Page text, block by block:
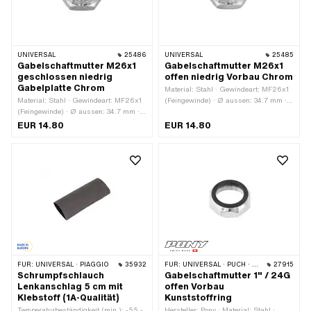
UNIVERSAL 25486
Gabelschaftmutter M26x1
geschlossen niedrig
Gabelplatte Chrom
Material: Stahl · Gewindeart: MF26x1
(Feingewinde) · Ø aussen: 34.7 mm ·
Höhe: 12.2 mm · Nenndurchmesser
verchromt · Schlüsselweite: 30 mm ·
EUR 14.80
UNIVERSAL 25485
Gabelschaftmutter M26x1
offen niedrig Vorbau Chrom
Material: Stahl · Gewindeart: MF26x1
(Feingewinde) · Ø aussen: 34.7 mm ·
(Gewinde): 26 mm · Antrieb:
EUR 14.80
FÜR: UNIVERSAL · PIAGGIO 35932
Schrumpfschlauch
Lenkanschlag 5 cm mit
Klebstoff (1A-Qualität)
FÜR: UNIVERSAL · PUCH · SACHS · PONY / CILO (BETA 521 & 512) · PIAGGIO · ZÜNDAPP BELMONDO · TOMOS 27915
Gabelschaftmutter 1" / 24G
offen Vorbau
Kunststoffring